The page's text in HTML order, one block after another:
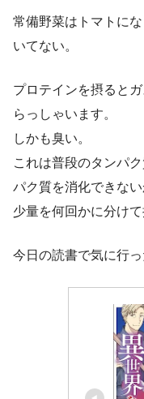
常備野菜はトマトに
いてない。
プロテインを摂ると
らっしゃいます。
しかも臭い。
これは普段のタンパ
パク質を消化できない
少量を何回かに分け
今日の読書で気に行っ